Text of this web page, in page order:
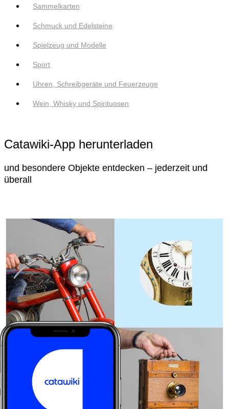
Sammelkarten
Schmuck und Edelsteine
Spielzeug und Modelle
Sport
Uhren, Schreibgeräte und Feuerzeuge
Wein, Whisky und Spirituosen
Catawiki-App herunterladen
und besondere Objekte entdecken – jederzeit und
überall